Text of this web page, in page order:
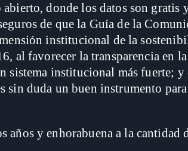
donde los datos son gratis
de que la Guía de la
institucional de la
al favorecer la transparencia en
sistema institucional más fuerte;
sin duda un buen instrumento
años y enhorabuena a la cantidad